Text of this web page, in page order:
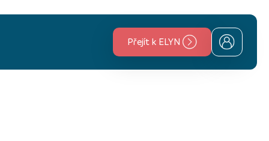
Přejít k ELYN